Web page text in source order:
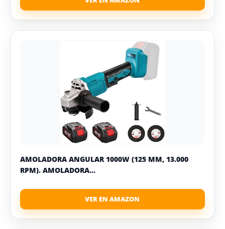
AMOLADORA ANGULAR 1000W (125 MM, 13.000
RPM). AMOLADORA...